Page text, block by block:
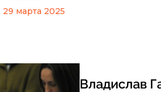
29 марта 2025
Владислав